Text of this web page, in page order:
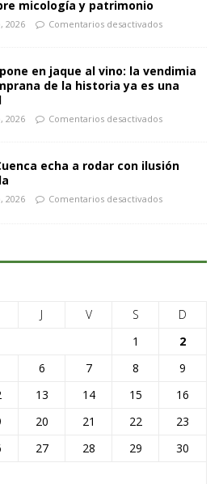
micología y patrimonio
2026 Comentarios desactivados
en jaque al vino: la vendimia
de la historia ya es una
2026 Comentarios desactivados
echa a rodar con ilusión
2026 Comentarios desactivados
J V S
D
1
2
6 7 8
9
13 14 15
16
20 21 22
23
27 28 29
30